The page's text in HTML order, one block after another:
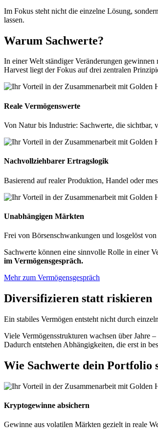
Im Fokus steht nicht die einzelne Lösung,
lassen.
Warum Sachwerte?
In einer Welt ständiger Veränderungen
Harvest liegt der Fokus auf drei zentralen
Reale Vermögenswerte
Von Natur bis Industrie: Sachwerte, die sichtbar,
Nachvollziehbarer Ertragslogik
Basierend auf realer Produktion, Handel oder
Unabhängigen Märkten
Frei von Börsenschwankungen und losgelöst
Sachwerte können eine sinnvolle Rolle in einer
im Vermögensgespräch.
Mehr zum Vermögensgespräch
Diversifizieren statt riskieren
Ein stabiles Vermögen entsteht nicht durch
Viele Vermögensstrukturen wachsen über Jahre
Dadurch entstehen Abhängigkeiten, die erst in
Wie Sachwerte dein Portfolio
Kryptogewinne absichern
Gewinne aus volatilen Märkten gezielt in reale